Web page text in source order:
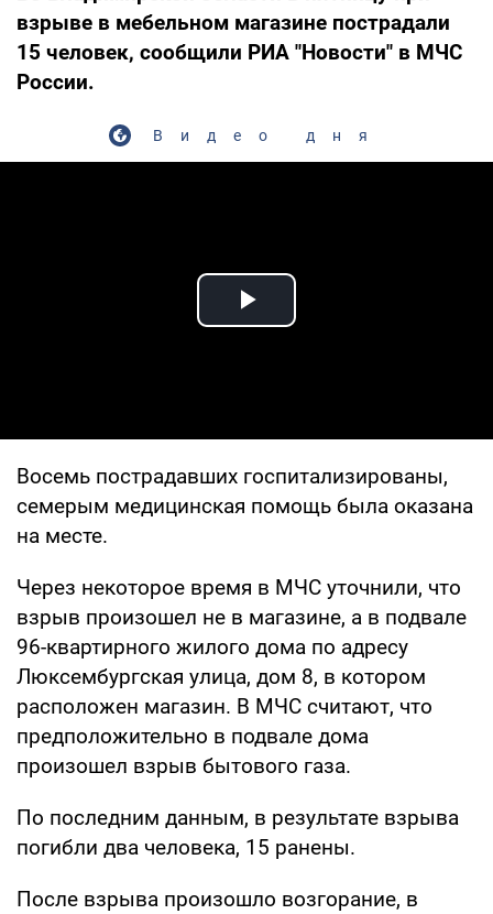
взрыве в мебельном магазине пострадали
15 человек, сообщили РИА "Новости" в МЧС
России.
Видео дня
Play Video
Восемь пострадавших госпитализированы,
семерым медицинская помощь была оказана
на месте.
Через некоторое время в МЧС уточнили, что
взрыв произошел не в магазине, а в подвале
96-квартирного жилого дома по адресу
Люксембургская улица, дом 8, в котором
расположен магазин. В МЧС считают, что
предположительно в подвале дома
произошел взрыв бытового газа.
По последним данным, в результате взрыва
погибли два человека, 15 ранены.
После взрыва произошло возгорание, в